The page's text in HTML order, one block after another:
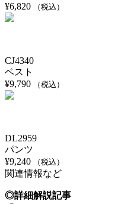
¥6,820 （税込）
CJ4340
ベスト
¥9,790 （税込）
DL2959
パンツ
¥9,240 （税込）
関連情報など
◎詳細解説記事